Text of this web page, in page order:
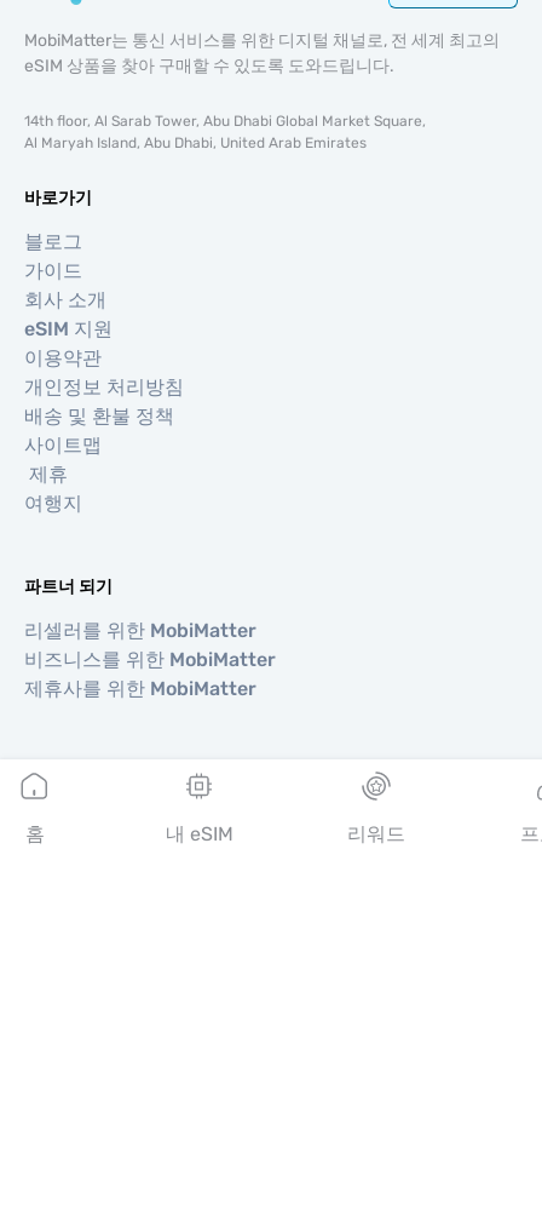
MobiMatter는 통신 서비스를 위한 디지털 채널로, 전 세계 최고의
eSIM 상품을 찾아 구매할 수 있도록 도와드립니다.
14th floor, Al Sarab Tower, Abu Dhabi Global Market Square,
Al Maryah Island, Abu Dhabi, United Arab Emirates
바로가기
블로그
가이드
회사 소개
eSIM 지원
이용약관
개인정보 처리방침
배송 및 환불 정책
사이트맵
제휴
여행지
파트너 되기
리셀러를 위한 MobiMatter
비즈니스를 위한 MobiMatter
제휴사를 위한 MobiMatter
지역
아시아 eSIM
홈 내 eSIM 리워드